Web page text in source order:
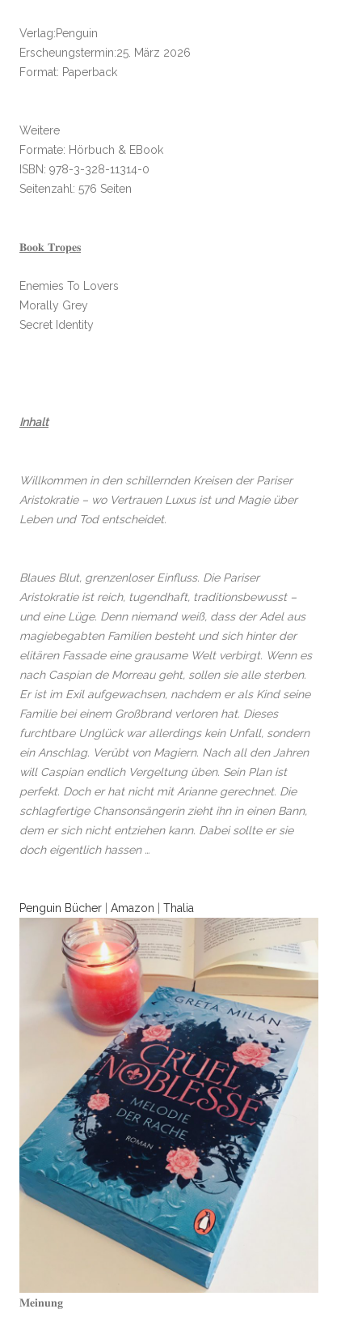
Verlag:Penguin
Erscheungstermin:25. März 2026
Format: Paperback
Weitere
Formate: Hörbuch & EBook
ISBN: 978-3-328-11314-0
Seitenzahl: 576 Seiten
𝐁𝐨𝐨𝐤 𝐓𝐫𝐨𝐩𝐞𝐬
Enemies To Lovers
Morally Grey
Secret Identity
Inhalt
Willkommen in den schillernden Kreisen der Pariser
Aristokratie – wo Vertrauen Luxus ist und Magie über
Leben und Tod entscheidet.
Blaues Blut, grenzenloser Einfluss. Die Pariser
Aristokratie ist reich, tugendhaft, traditionsbewusst –
und eine Lüge. Denn niemand weiß, dass der Adel aus
magiebegabten Familien besteht und sich hinter der
elitären Fassade eine grausame Welt verbirgt. Wenn es
nach Caspian de Morreau geht, sollen sie alle sterben.
Er ist im Exil aufgewachsen, nachdem er als Kind seine
Familie bei einem Großbrand verloren hat. Dieses
furchtbare Unglück war allerdings kein Unfall, sondern
ein Anschlag. Verübt von Magiern. Nach all den Jahren
will Caspian endlich Vergeltung üben. Sein Plan ist
perfekt. Doch er hat nicht mit Arianne gerechnet. Die
schlagfertige Chansonsängerin zieht ihn in einen Bann,
dem er sich nicht entziehen kann. Dabei sollte er sie
doch eigentlich hassen …
Penguin Bücher Amazon Thalia
𝐌𝐞𝐢𝐧𝐮𝐧𝐠